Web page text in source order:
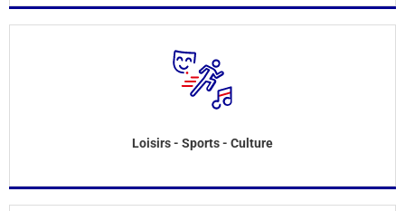
Loisirs - Sports - Culture